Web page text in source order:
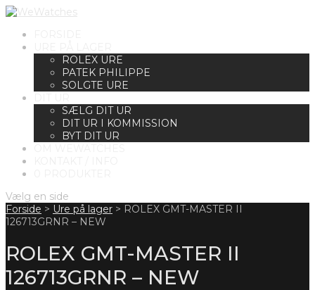
ROLEX URE
PATEK PHILIPPE
SOLGTE URE
SÆLG DIT UR
DIT UR I KOMMISSION
BYT DIT UR
Vælg en side
Forside > Ure på lager > ROLEX GMT-MASTER II
126713GRNR – NEW
ROLEX GMT-MASTER II
126713GRNR – NEW